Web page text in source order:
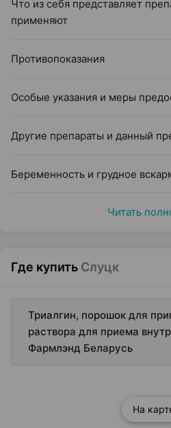
Что из себя представляет
применяют
Противопоказания
Особые указания и меры
Другие препараты и данный
Беременность и грудное
Читать
Где купить Слуцк
Триалгин, порошок для
раствора для приема
Фармлэнд Беларусь
На